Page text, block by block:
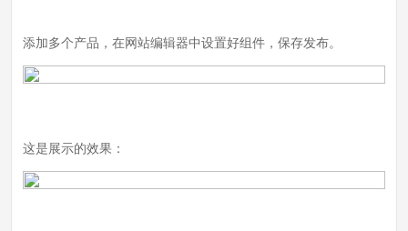
添加多个产品，在网站编辑器中设置好组件，保存发布。
这是展示的效果：